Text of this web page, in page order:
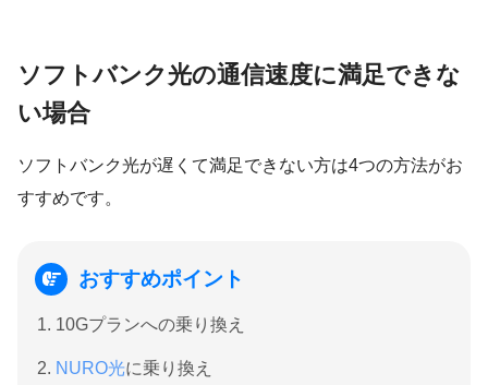
ソフトバンク光の通信速度に満足できな
い場合
ソフトバンク光が遅くて満足できない方は4つの方法がお
すすめです。
おすすめポイント
10Gプランへの乗り換え
NURO光に乗り換え